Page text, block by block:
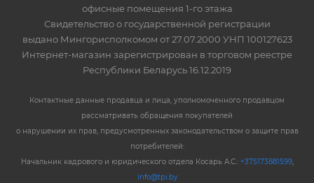
офисные помещения 1-го этажа
Свидетельство о государственной регистрации
выдано Мингорисполкомом от 27.07.2000 УНП 100127623
Интернет-магазин зарегистрирован в торговом реестре
Республики Беларусь 16.12.2019
Контактные данные продавца и лица, уполномоченного продавцом
рассматривать обращения покупателей
о нарушении их прав, предусмотренных законодательством о защите прав
потребителей:
Начальник кадрового и юридического отдела Косарь А.С.: +375173881599,
info@tpi.by